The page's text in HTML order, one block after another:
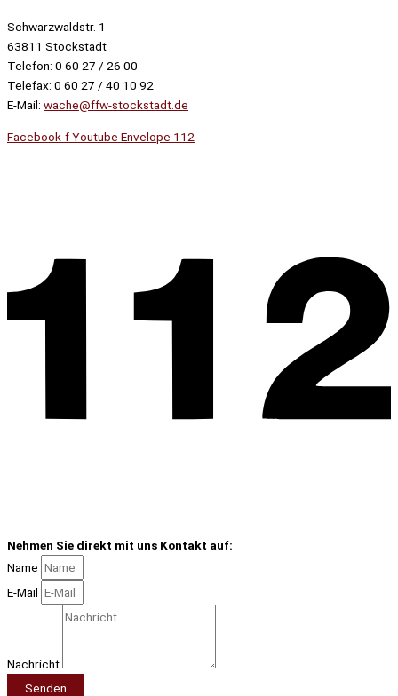
Schwarzwaldstr. 1
63811 Stockstadt
Telefon: 0 60 27 / 26 00
Telefax: 0 60 27 / 40 10 92
E-Mail: wache@ffw-stockstadt.de
Facebook-fYoutube Envelope 112
Nehmen Sie direkt mit uns Kontakt auf:
Name
E-Mail
Nachricht
Senden